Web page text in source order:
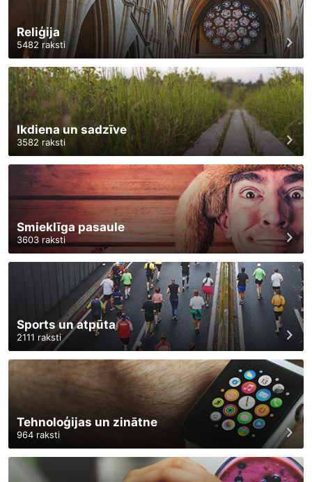
Reliģija
5482 raksti
Ikdiena un sadzīve
3582 raksti
Smieklīga pasaule
3603raksti
Sports un atpūta
2111 raksti
Tehnoloģijas un zinātne
964 raksti